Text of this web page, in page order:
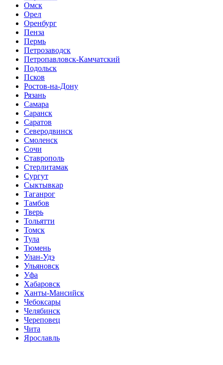
Омск
Орел
Оренбург
Пенза
Пермь
Петрозаводск
Петропавловск-Камчатский
Подольск
Псков
Ростов-на-Дону
Рязань
Самара
Саранск
Саратов
Северодвинск
Смоленск
Сочи
Ставрополь
Стерлитамак
Сургут
Сыктывкар
Таганрог
Тамбов
Тверь
Тольятти
Томск
Тула
Тюмень
Улан-Удэ
Ульяновск
Уфа
Хабаровск
Ханты-Мансийск
Чебоксары
Челябинск
Череповец
Чита
Ярославль